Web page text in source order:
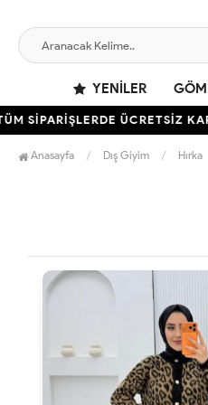
YENILER
SİPARİŞLERDE ÜCRETSİZ
Anasayfa Dış Giyim Hırka